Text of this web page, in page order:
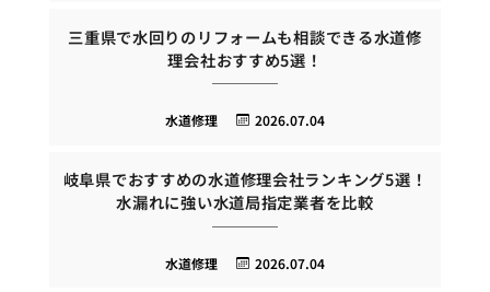
三重県で水回りのリフォームも相談できる水道修
理会社おすすめ5選！
2026.07.04
水道修理
岐阜県でおすすめの水道修理会社ランキング5選！
水漏れに強い水道局指定業者を比較
2026.07.04
水道修理